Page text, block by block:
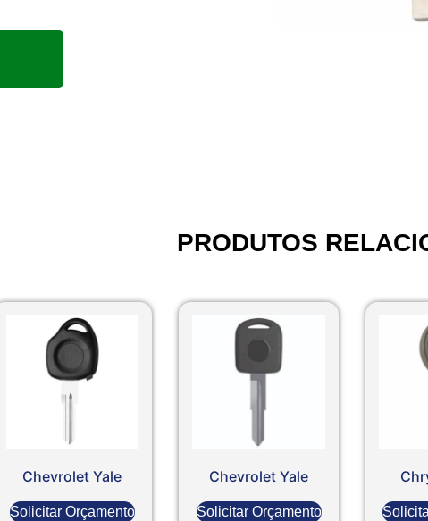
PRODUTOS
Chevrolet Yale
Solicitar Orçamento
Chevrolet Yale
Solicitar Orçamento